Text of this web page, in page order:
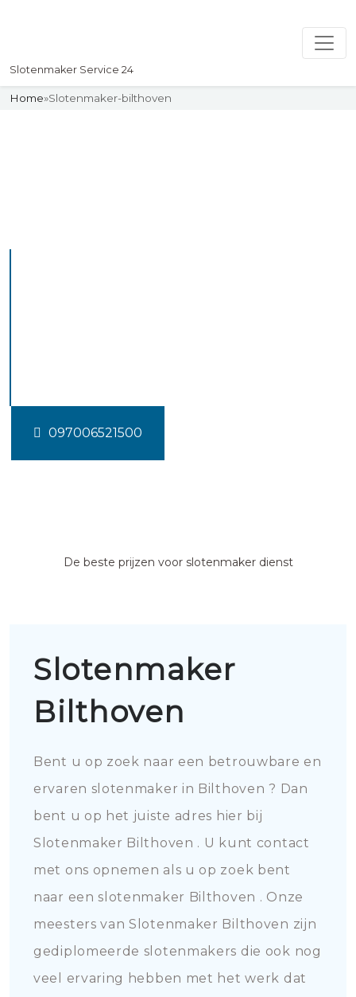
Slotenmaker Service 24
Home»Slotenmaker-bilthoven
097006521500
De beste prijzen voor slotenmaker dienst
Slotenmaker
Bilthoven
Bent u op zoek naar een betrouwbare en
ervaren slotenmaker in Bilthoven ? Dan
bent u op het juiste adres hier bij
Slotenmaker Bilthoven . U kunt contact
met ons opnemen als u op zoek bent
naar een slotenmaker Bilthoven . Onze
meesters van Slotenmaker Bilthoven zijn
gediplomeerde slotenmakers die ook nog
veel ervaring hebben met het werk dat